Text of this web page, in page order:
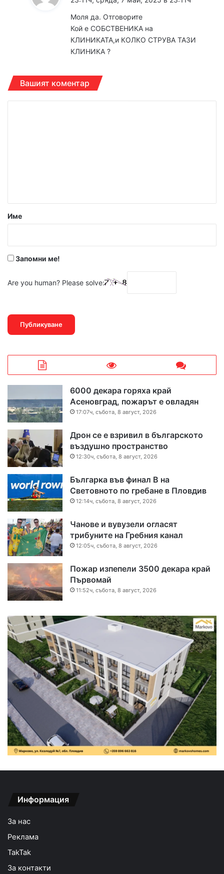
а
:
Моля да. Отговорите
Кой е СОБСТВЕНИКА на
КЛИНИКАТА,и КОЛКО СТРУВА ТАЗИ
КЛИНИКА ?
Вашият коментар
р
Име
Запомни ме!
Are you human? Please solve:
6000 декара горяха край
Асеновград, пожарът е овладян
17:07ч, събота, 8 август, 2026
Дрон се е взривил в българското
въздушно пространство
12:30ч, събота, 8 август, 2026
Българка във финал B на
Световното по гребане в Пловдив
12:14ч, събота, 8 август, 2026
Чанове и вувузели огласят
трибуните на Гребния канал
12:05ч, събота, 8 август, 2026
Пожар изпепели 3500 декара край
Първомай
11:52ч, събота, 8 август, 2026
Информация
За нас
Реклама
TakTak
За контакти